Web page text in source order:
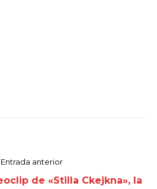
Entrada anterior
de «Stilla Ckejkna», la